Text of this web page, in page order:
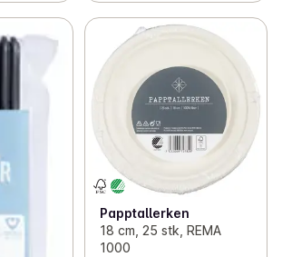
Papptallerken
18 cm, 25 stk, REMA
1000